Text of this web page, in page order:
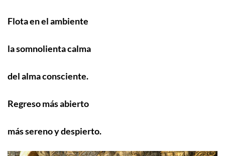
Flota en el ambiente
la somnolienta calma
del alma consciente.
Regreso más abierto
más sereno y despierto.